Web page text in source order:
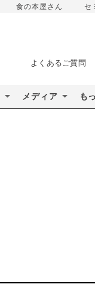
食の本屋さん セ
よくあるご質問
メディア も